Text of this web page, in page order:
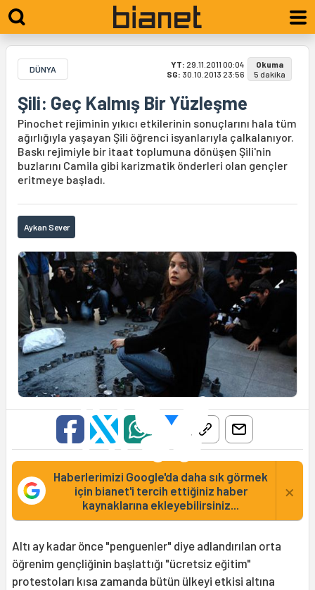
DÜNYA YT: 29.11.2011 00:04
SG: 30.10.2013 23:56
Okuma
5 dakika
Şili: Geç Kalmış Bir Yüzleşme
Pinochet rejiminin yıkıcı etkilerinin sonuçlarını hala tüm
ağırlığıyla yaşayan Şili öğrenci isyanlarıyla çalkalanıyor.
Baskı rejimiyle bir itaat toplumuna dönüşen Şili'nin
buzlarını Camila gibi karizmatik önderleri olan gençler
eritmeye başladı.
Aykan Sever
Haberlerimizi Google'da daha sık görmek
için bianet'i tercih ettiğiniz haber
kaynaklarına ekleyebilirsiniz...
×
Altı ay kadar önce "penguenler" diye adlandırılan orta
öğrenim gençliğinin başlattığı "ücretsiz eğitim"
protestoları kısa zamanda bütün ülkeyi etkisi altına